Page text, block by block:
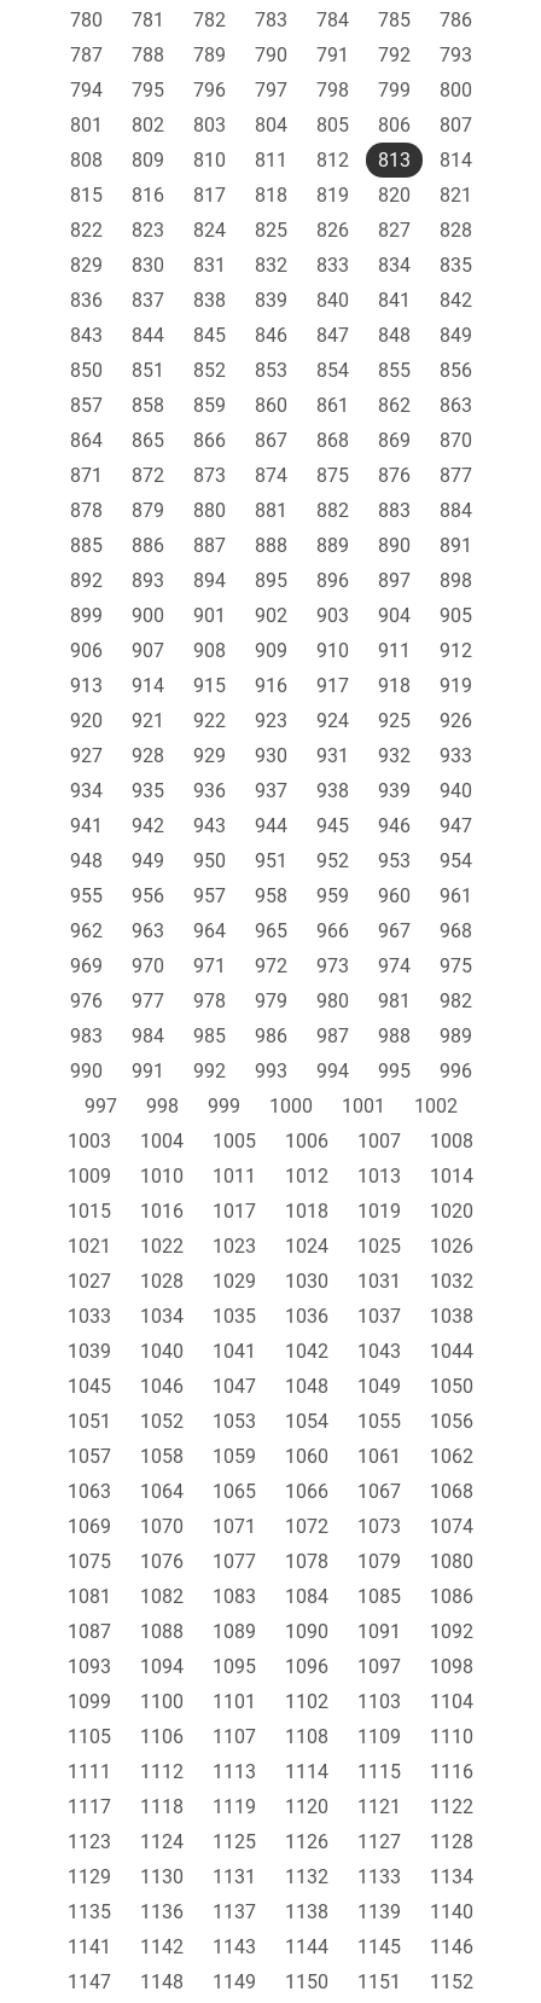
780
781 782 783 784 785
786
787
788 789 790 791 792
793
794
795 796 797 798 799
800
801
802 803 804 805 806
807
808
809 810 811 812 813
814
815
816 817 818 819 820
821
822
823 824 825 826 827
828
829
830 831 832 833 834
835
836
837 838 839 840 841
842
843
844 845 846 847 848
849
850
851 852 853 854 855
856
857
858 859 860 861 862
863
864
865 866 867 868 869
870
871
872 873 874 875 876
877
878
879 880 881 882 883
884
885
886 887 888 889 890
891
892
893 894 895 896 897
898
899
900 901 902 903 904
905
906
907 908 909 910 911
912
913
914 915 916 917 918
919
920
921 922 923 924 925
926
927
928 929 930 931 932
933
934
935 936 937 938 939
940
941
942 943 944 945 946
947
948
949 950 951 952 953
954
955
956 957 958 959 960
961
962
963 964 965 966 967
968
969
970 971 972 973 974
975
976
977 978 979 980 981
982
983
984 985 986 987 988
989
990
991 992 993 994 995
996
997
998 999 1000 1001
1002
1003
1004 1005 1006 1007
1008
1009
1010 1011 1012 1013
1014
1015
1016 1017 1018 1019
1020
1021
1022 1023 1024 1025
1026
1027
1028 1029 1030 1031
1032
1033
1034 1035 1036 1037
1038
1039
1040 1041 1042 1043
1044
1045
1046 1047 1048 1049
1050
1051
1052 1053 1054 1055
1056
1057
1058 1059 1060 1061
1062
1063
1064 1065 1066 1067
1068
1069
1070 1071 1072 1073
1074
1075
1076 1077 1078 1079
1080
1081
1082 1083 1084 1085
1086
1087
1088 1089 1090 1091
1092
1093
1094 1095 1096 1097
1098
1099
1100 1101 1102 1103
1104
1105
1106 1107 1108 1109
1110
1111
1112 1113 1114 1115
1116
1117
1118 1119 1120 1121
1122
1123
1124 1125 1126 1127
1128
1129
1130 1131 1132 1133
1134
1135
1136 1137 1138 1139
1140
1141
1142 1143 1144 1145
1146
1147
1148 1149 1150 1151 1152